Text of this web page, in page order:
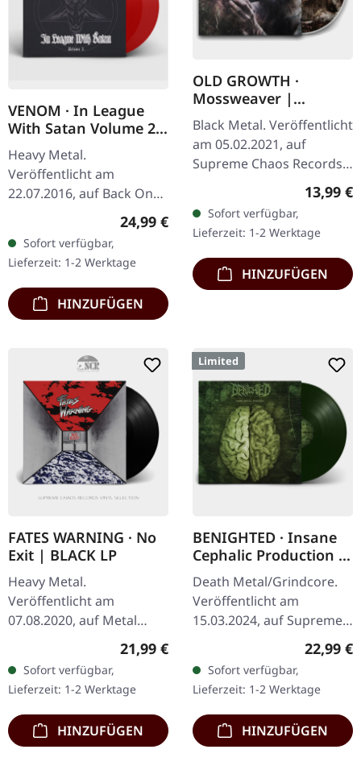
VENOM · In League
With Satan Volume 2
(B-Stock) | RED 2LP
Heavy Metal.
Veröffentlicht am
22.07.2016, auf Back On
Black. Transparent rotes
Doppel-Vinyl im Gatefold-
Cover. B-Stock: Cover hat
eine Delle in der…
Regulärer Preis:
24,99 €
Sofort verfügbar,
Lieferzeit: 1-2 Werktage
HINZUFÜGEN
OLD GROWTH ·
Mossweaver |
DIGIPAK CD
Black Metal. Veröffentlicht
am 05.02.2021, auf
Supreme Chaos Records.
Erstauflage im DigiPak
mit 8-seitigem Booklet.
"Mossweaver"
transformiert…
13,99 €
Sofort verfügbar,
Lieferzeit: 1-2 Werktage
HINZUFÜGEN
FATES WARNING · No
Exit | BLACK LP
Heavy Metal.
Veröffentlicht am
07.08.2020, auf Metal
Blade Records. Schwarzes
Vinyl mit Poster. "No Exit"
ist ein Eckpfeiler des…
Regulärer Preis:
21,99 €
Sofort verfügbar,
Lieferzeit: 1-2 Werktage
HINZUFÜGEN
Limited
BENIGHTED · Insane
Cephalic Production |
DARK GREEN LP
Death Metal/Grindcore.
Veröffentlicht am
15.03.2024, auf Supreme
Dunkelgrünes Vinyl mit
schwerem Cover und
Insert. Limitiert auf 100…
22,99 €
Sofort verfügbar,
Lieferzeit: 1-2 Werktage
HINZUFÜGEN